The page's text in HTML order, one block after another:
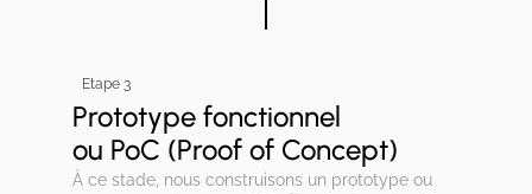
Etape 3
Prototype fonctionnel
ou PoC (Proof of Concept)
À ce stade, nous construisons un prototype ou